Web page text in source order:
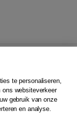
te personaliseren,
websiteverkeer
gebruik van onze
en analyse.